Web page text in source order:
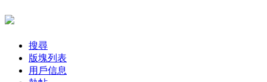
搜尋
版塊列表
用戶信息